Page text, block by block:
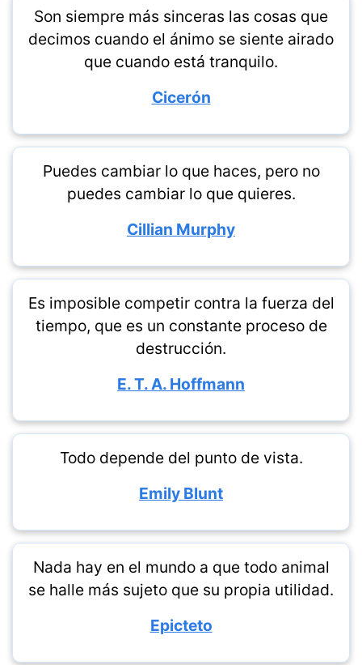
Son siempre más sinceras las cosas que
decimos cuando el ánimo se siente airado
que cuando está tranquilo.
Cicerón
Puedes cambiar lo que haces, pero no
puedes cambiar lo que quieres.
Cillian Murphy
Es imposible competir contra la fuerza del
tiempo, que es un constante proceso de
destrucción.
E. T. A. Hoffmann
Todo depende del punto de vista.
Emily Blunt
Nada hay en el mundo a que todo animal
se halle más sujeto que su propia utilidad.
Epicteto